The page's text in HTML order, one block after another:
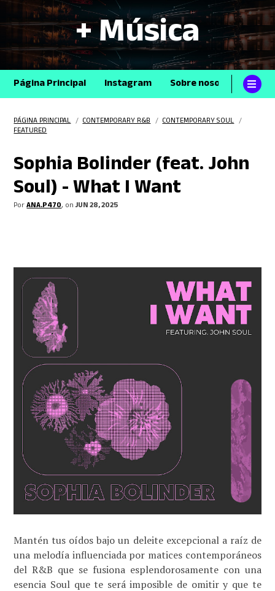
+ Música
Página Principal Instagram Sobre nosotros
PÁGINA PRINCIPAL /CONTEMPORARY R&B /CONTEMPORARY SOUL /
FEATURED
Sophia Bolinder (feat. John
Soul) - What I Want
PorANA.P470, onJUN 28, 2025
Mantén tus oídos bajo un deleite excepcional a raíz de
una melodía influenciada por matices contemporáneos
del R&B que se fusiona esplendorosamente con una
esencia Soul que te será imposible de omitir y que te